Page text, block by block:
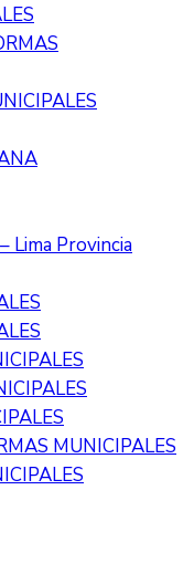
Lima Provincia
MUNICIPALES